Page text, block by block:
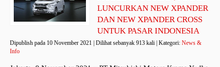
LUNCURKAN NEW XPANDER
DAN NEW XPANDER CROSS
UNTUK PASAR INDONESIA
Dipublish pada 10 November 2021 | Dilihat sebanyak 913 kali | Kategori: News &
Info